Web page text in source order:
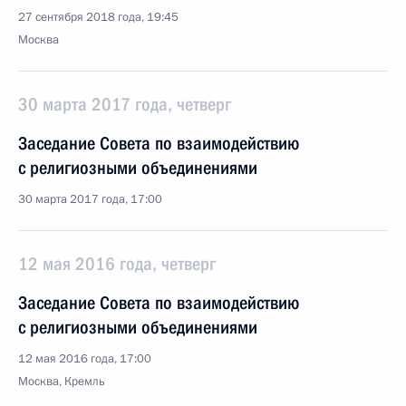
27 сентября 2018 года, 19:45
Москва
30 марта 2017 года, четверг
Заседание Совета по взаимодействию
с религиозными объединениями
30 марта 2017 года, 17:00
12 мая 2016 года, четверг
Заседание Совета по взаимодействию
с религиозными объединениями
12 мая 2016 года, 17:00
Москва, Кремль